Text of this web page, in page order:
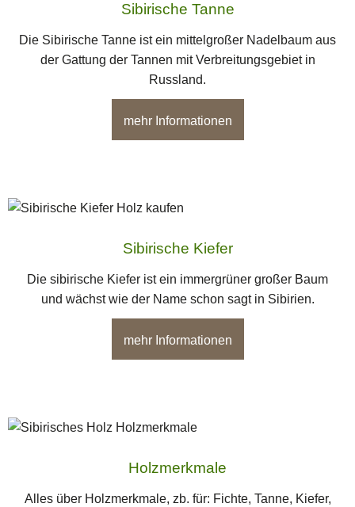
Sibirische Tanne
Die Sibirische Tanne ist ein mittelgroßer Nadelbaum aus
der Gattung der Tannen mit Verbreitungsgebiet in
Russland.
mehr Informationen
Sibirische Kiefer
Die sibirische Kiefer ist ein immergrüner großer Baum
und wächst wie der Name schon sagt in Sibirien.
mehr Informationen
Holzmerkmale
Alles über Holzmerkmale, zb. für: Fichte, Tanne, Kiefer,